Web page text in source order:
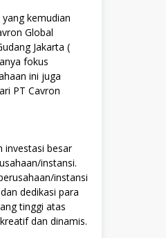
kemudian
Global
Jakarta (
fokus
ini juga
PT Cavron
investasi besar
instansi.
instansi
dedikasi para
tinggi atas
dan dinamis.